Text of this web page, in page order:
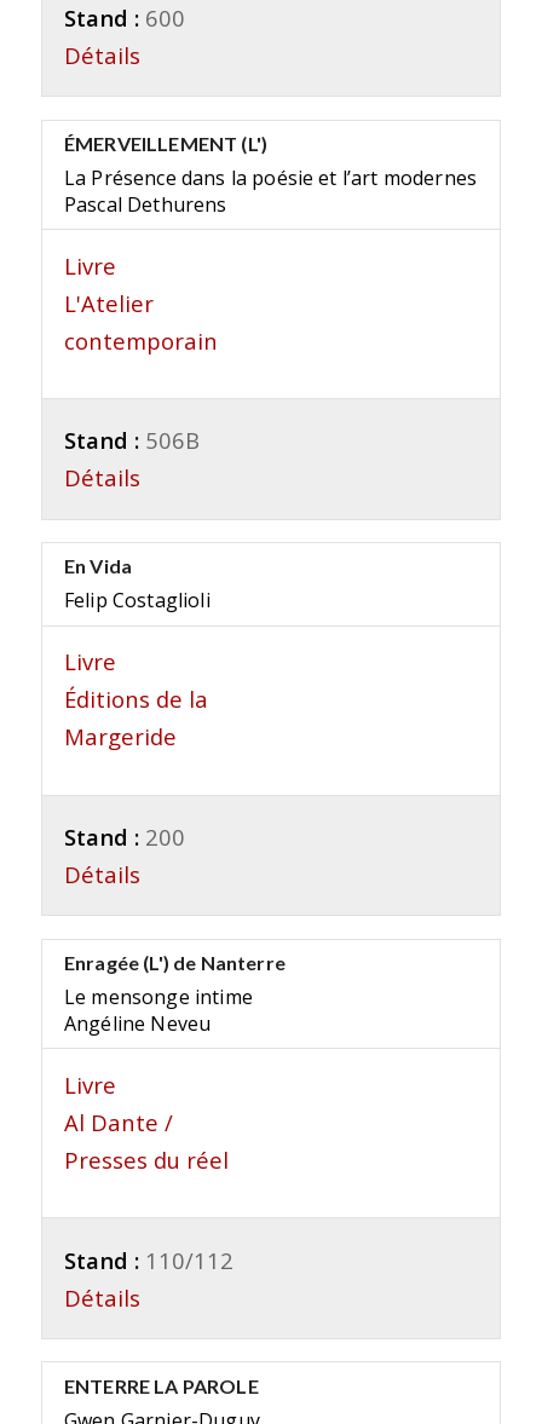
Stand : 600
Détails
ÉMERVEILLEMENT (L')
La Présence dans la poésie et l’art modernes
Pascal Dethurens
Livre
L'Atelier
contemporain
Stand : 506B
Détails
En Vida
Felip Costaglioli
Livre
Éditions de la
Margeride
Stand : 200
Détails
Enragée (L') de Nanterre
Le mensonge intime
Angéline Neveu
Livre
Al Dante /
Presses du réel
Stand : 110/112
Détails
ENTERRE LA PAROLE